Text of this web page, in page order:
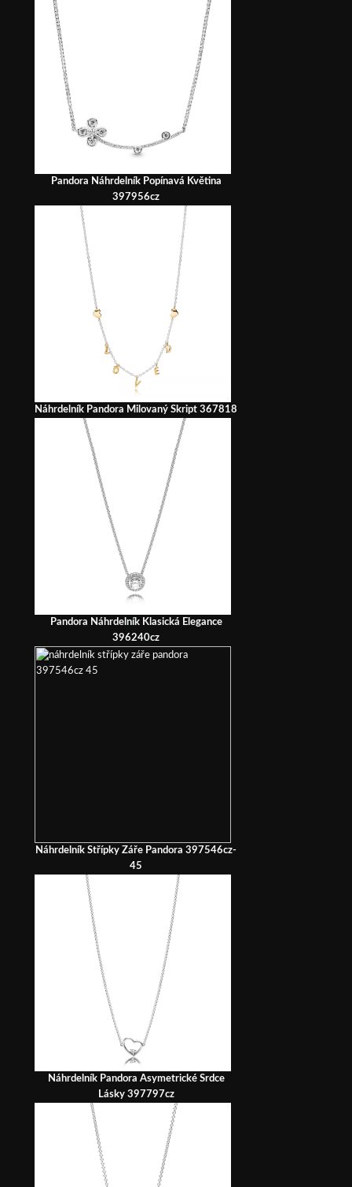
Pandora Náhrdelník Popínavá Květina
397956cz
Náhrdelník Pandora Milovaný Skript 367818
Pandora Náhrdelník Klasická Elegance
396240cz
Náhrdelník Střípky Záře Pandora 397546cz-
45
Náhrdelník Pandora Asymetrické Srdce
Lásky 397797cz